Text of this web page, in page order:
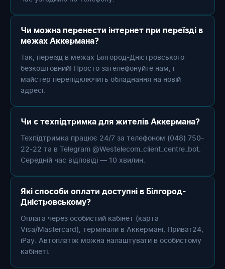
Чи можна перенести інтернет при переїзді в
межах Аккермана?
Так, переїзд в межах Білгород-Дністровського
безкоштовний! Просто зателефонуйте нам, і
майстер перепідключить обладнання на новій
адресі.
Чи є техпідтримка для жителів Аккермана?
Техпідтримка працює 24/7 за телефоном (048) 750-
22-22 та в Telegram @Westelecom_client_centre_bot.
Середній час відповіді — 10 хвилин.
Які способи оплати доступні в Білгород-
Дністровському?
Оплата через особистий кабінет (карта
Visa/Mastercard), термінали в Аккермані, Приват24,
iPay. Автоплатіж можна налаштувати в особистому
кабінеті.